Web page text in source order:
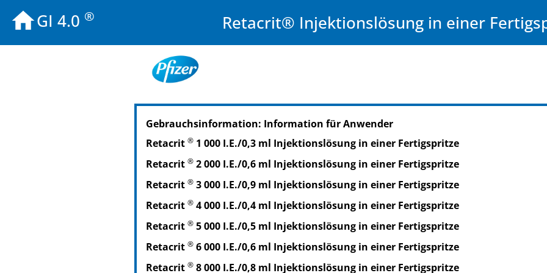
GI 4.0 ® Retacrit® Injektionslösung in einer
PZN: 14027936
PPN: 111402793601
PZN: 14136157
Gebrauchsinformation: Information für Anwender
Retacrit ® 1 000 I.E./0,3 ml Injektionslösung in einer Fertigspritze
Retacrit ® 2 000 I.E./0,6 ml Injektionslösung in einer Fertigspritze
Retacrit ® 3 000 I.E./0,9 ml Injektionslösung in einer Fertigspritze
Retacrit ® 4 000 I.E./0,4 ml Injektionslösung in einer Fertigspritze
Retacrit ® 5 000 I.E./0,5 ml Injektionslösung in einer Fertigspritze
Retacrit ® 6 000 I.E./0,6 ml Injektionslösung in einer Fertigspritze
Retacrit ® 8 000 I.E./0,8 ml Injektionslösung in einer Fertigspritze